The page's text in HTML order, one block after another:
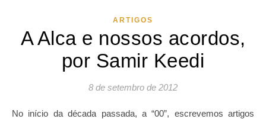
ARTIGOS
A Alca e nossos acordos,
por Samir Keedi
8 de setembro de 2012
No início da década passada, a “00”, escrevemos artigos